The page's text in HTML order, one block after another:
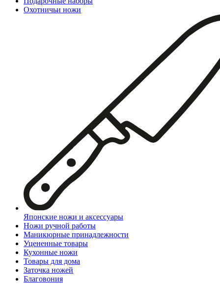
Охотничьи ножи
Японские ножи и аксессуары
Ножи ручной работы
Маникюрные принадлежности
Уцененные товары
Кухонные ножи
Товары для дома
Заточка ножей
Благовония